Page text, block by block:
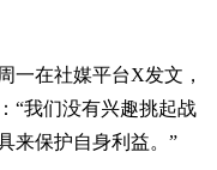
一在社媒平台X发文，
“我们没有兴趣挑起战
来保护自身利益。”